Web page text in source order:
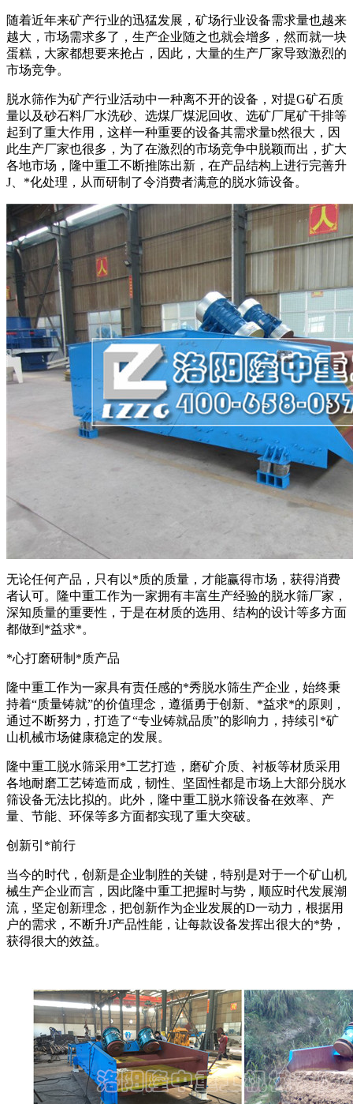
随着近年来矿产行业的迅猛发展，矿场行业设备需求量也越来
越大，市场需求多了，生产企业随之也就会增多，然而就一块
蛋糕，大家都想要来抢占，因此，大量的生产厂家导致激烈的
市场竞争。
脱水筛作为矿产行业活动中一种离不开的设备，对提G矿石质
量以及砂石料厂水洗砂、选煤厂煤泥回收、选矿厂尾矿干排等
起到了重大作用，这样一种重要的设备其需求量b然很大，因
此生产厂家也很多，为了在激烈的市场竞争中脱颖而出，扩大
各地市场，隆中重工不断推陈出新，在产品结构上进行完善升
J、*化处理，从而研制了令消费者满意的脱水筛设备。
无论任何产品，只有以*质的质量，才能赢得市场，获得消费
者认可。隆中重工作为一家拥有丰富生产经验的脱水筛厂家，
深知质量的重要性，于是在材质的选用、结构的设计等多方面
都做到*益求*。
*心打磨研制*质产品
隆中重工作为一家具有责任感的*秀脱水筛生产企业，始终秉
持着“质量铸就”的价值理念，遵循勇于创新、*益求*的原则，
通过不断努力，打造了“专业铸就品质”的影响力，持续引*矿
山机械市场健康稳定的发展。
隆中重工脱水筛采用*工艺打造，磨矿介质、衬板等材质采用
各地耐磨工艺铸造而成，韧性、坚固性都是市场上大部分脱水
筛设备无法比拟的。此外，隆中重工脱水筛设备在效率、产
量、节能、环保等多方面都实现了重大突破。
创新引*前行
当今的时代，创新是企业制胜的关键，特别是对于一个矿山机
械生产企业而言，因此隆中重工把握时与势，顺应时代发展潮
流，坚定创新理念，把创新作为企业发展的D一动力，根据用
户的需求，不断升J产品性能，让每款设备发挥出很大的*势，
获得很大的效益。